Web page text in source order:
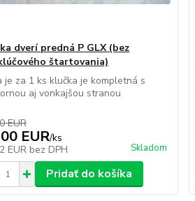
dverí predná P GLX (bez
štartovania)
je za 1 ks klučka je kompletná s
aj vonkajšou stranou
EUR
EUR/ks
EUR bez DPH Skladom
Pridať do košíka